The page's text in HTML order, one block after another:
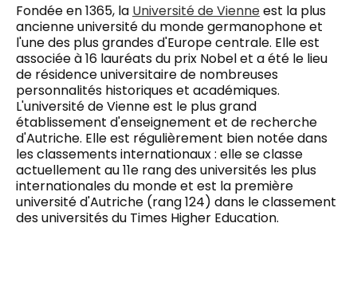
Fondée en 1365, la Université de Vienneest la plus
ancienne université du monde germanophone et
l'une des plus grandes d'Europe centrale. Elle est
associée à 16 lauréats du prix Nobel et a été le lieu
de résidence universitaire de nombreuses
personnalités historiques et académiques.
L'université de Vienne est le plus grand
établissement d'enseignement et de recherche
d'Autriche. Elle est régulièrement bien notée dans
les classements internationaux : elle se classe
actuellement au 11e rang des universités les plus
internationales du monde et est la première
université d'Autriche (rang 124) dans le classement
des universités du Times Higher Education.